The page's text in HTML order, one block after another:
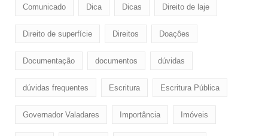
Comunicado Dica Dicas Direito de laje
Direito de superfície Direitos Doaçôes
Documentação documentos dúvidas
dúvidas frequentes Escritura Escritura Pública
Governador Valadares Importância Imóveis